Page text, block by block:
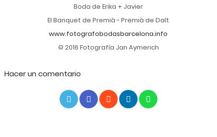
Boda de Erika + Javier
El Banquet de Premià - Premià de Dalt
www.fotografobodasbarcelona.info
© 2016 Fotografía Jan Aymerich
Hacer un comentario